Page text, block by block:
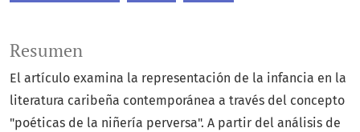
Resumen
El artículo examina la representación de la infancia en la
literatura caribeña contemporánea a través del concepto
"poéticas de la niñería perversa". A partir del análisis de